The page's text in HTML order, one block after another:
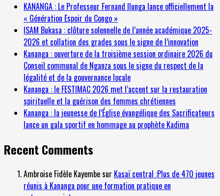
KANANGA : Le Professeur Fernand Ilunga lance officiellement la
« Génération Espoir du Congo »
ISAM Bukasa : clôture solennelle de l’année académique 2025-
2026 et collation des grades sous le signe de l’innovation
Kananga : ouverture de la troisième session ordinaire 2026 du
Conseil communal de Nganza sous le signe du respect de la
légalité et de la gouvernance locale
Kananga : le FESTIMAC 2026 met l’accent sur la restauration
spirituelle et la guérison des femmes chrétiennes
Kananga : la jeunesse de l’Église évangélique des Sacrificateurs
lance un gala sportif en hommage au prophète Kadima
Recent Comments
Ambroise Fidèle Kayembesur Kasaï central :Plus de 470 jeunes
réunis à Kananga pour une formation pratique en